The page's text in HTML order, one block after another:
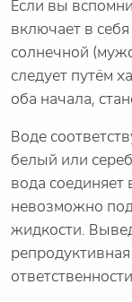
Если вы
включает в
солнечной
следует путём
оба начала,
Воде
белый или
вода соединяет
невозможно
жидкости.